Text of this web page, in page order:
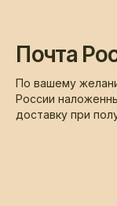
Почта
По вашему
России
доставку при